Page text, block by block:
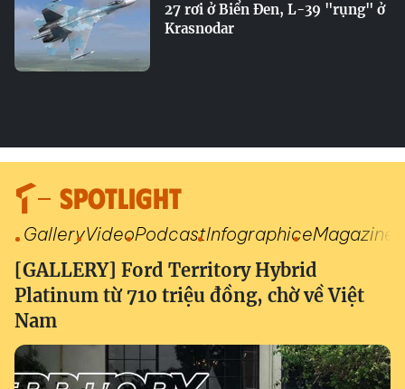
27 rơi ở Biển Đen, L-39 "rụng" ở
Krasnodar
SPOTLIGHT
GalleryVideoPodcastInfographiceMagazine
[GALLERY] Ford Territory Hybrid
Platinum từ 710 triệu đồng, chờ về Việt
Nam